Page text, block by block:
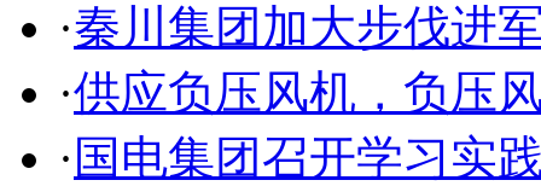
·秦川集团加大步伐进
·供应负压风机，负压
· 国电集团召开学习实